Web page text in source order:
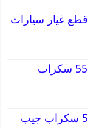
قطع غيار كيا 55818355 قطع غيار سيارات
قطع غيار باجيرو 55818355 سكراب
قطع غيار جيب 55818355 سكراب جيب